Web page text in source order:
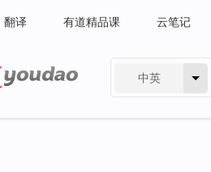
翻译 有道精品课 云笔记
中英